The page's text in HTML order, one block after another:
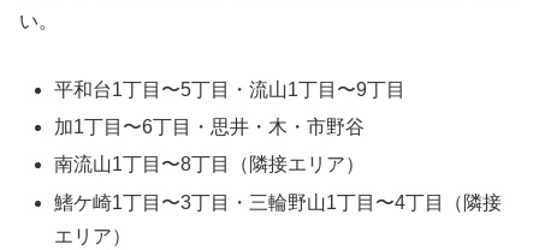
い。
平和台1丁目〜5丁目・流山1丁目〜9丁目
加1丁目〜6丁目・思井・木・市野谷
南流山1丁目〜8丁目（隣接エリア）
鰭ケ崎1丁目〜3丁目・三輪野山1丁目〜4丁目（隣接
エリア）